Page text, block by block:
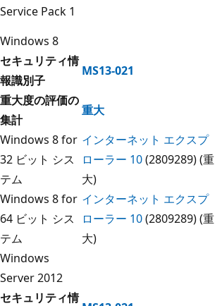
Service Pack 1
Windows 8
セキュリティ情
報識別子
MS13-021
重大度の評価の
集計
重大
Windows 8 for
32 ビット シス
テム
インターネット エクスプ
ローラー 10(2809289) (重
大)
Windows 8 for
64 ビット シス
テム
インターネット エクスプ
ローラー 10(2809289) (重
大)
Windows
Server 2012
セキュリティ情